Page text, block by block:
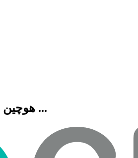
هوچین انتخاب بهترین آموزشگاه هنری، فنی حرفه ای، زبان، موسیقی و ...